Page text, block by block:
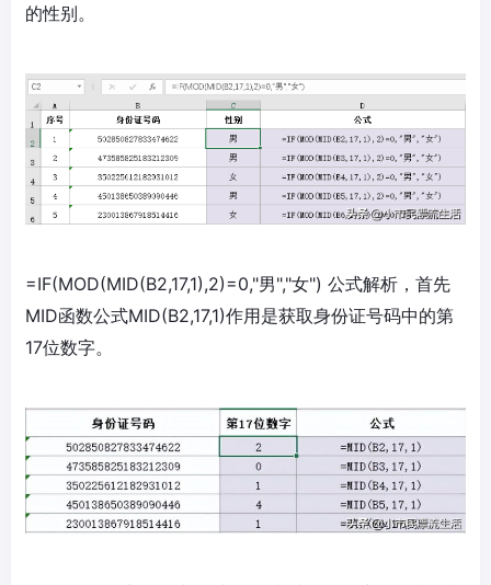
的性别。
=IF(MOD(MID(B2,17,1),2)=0,"男","女") 公式解析，首先
MID函数公式MID(B2,17,1)作用是获取身份证号码中的第
17位数字。